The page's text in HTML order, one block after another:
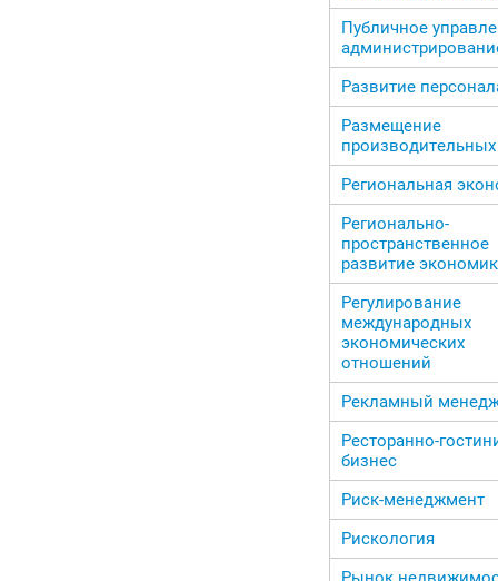
Публичное
Развитие
Размещение
Региональная
Регионально-
пространственное
развитие
Регулирование
международных
экономических
отношений
Рекламный
Ресторанно-
бизнес
Риск-менеджмент
Рискология